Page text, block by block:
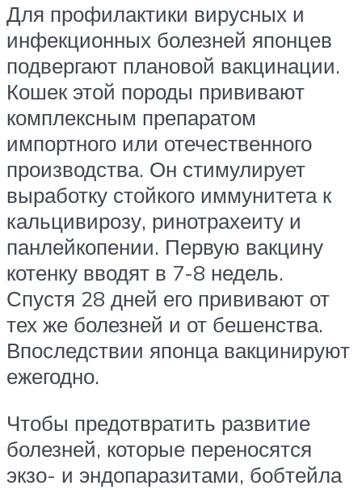
Для профилактики вирусных и
инфекционных болезней японцев
подвергают плановой вакцинации.
Кошек этой породы прививают
комплексным препаратом
импортного или отечественного
производства. Он стимулирует
выработку стойкого иммунитета к
кальцивирозу, ринотрахеиту и
панлейкопении. Первую вакцину
котенку вводят в 7-8 недель.
Спустя 28 дней его прививают от
тех же болезней и от бешенства.
Впоследствии японца вакцинируют
ежегодно.
Чтобы предотвратить развитие
болезней, которые переносятся
экзо- и эндопаразитами, бобтейла